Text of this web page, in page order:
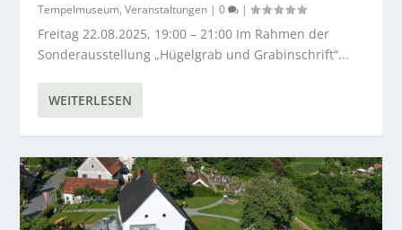
Tempelmuseum,Veranstaltungen |0 |
Freitag 22.08.2025, 19:00 – 21:00 Im Rahmen der
Sonderausstellung „Hügelgrab und Grabinschrift“...
WEITERLESEN